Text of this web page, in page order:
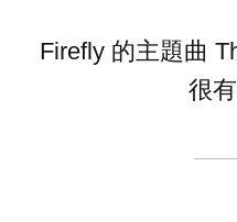
Firefly 的主題曲
很